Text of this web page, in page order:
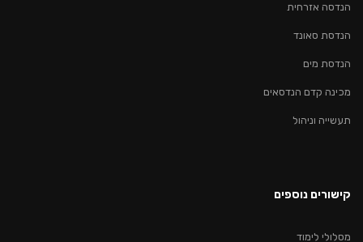
הנדסה אזרחית
הנדסת סאונד
הנדסת מים
מכינה קדם הנדסאים
תעשייה וניהול
קישורים נוספים
מסלולי לימוד